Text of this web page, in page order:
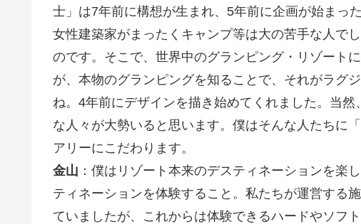
士」は7年前に構想が生まれ、5年前に企画が始まっ
女性建築家がまったくキャンプ等は大の苦手な人で
のです。そこで、世界中のグランピング・リゾート
が、本物のグランピングを知ることで、それがラグ
ね。4年前にデザインを描き始めてくれました。当
な人々が大勢いると思います。僕はそんな人たちに
アリーにこだわります。
金山 ：僕はリゾート本来のデスティネーションを楽
ティネーションを体験すること。私たちが運営する
ていましたが、これからは体験できるハードやソフ